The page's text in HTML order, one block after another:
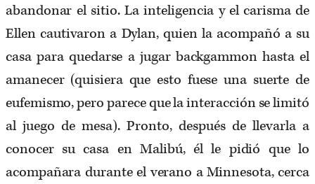
abandonar el sitio. La inteligencia y el carisma de
Ellen cautivaron a Dylan, quien la acompañó a su
casa para quedarse a jugar backgammon hasta el
amanecer (quisiera que esto fuese una suerte de
eufemismo, pero parece que la interacción se limitó
al juego de mesa). Pronto, después de llevarla a
conocer su casa en Malibú, él le pidió que lo
acompañara durante el verano a Minnesota, cerca